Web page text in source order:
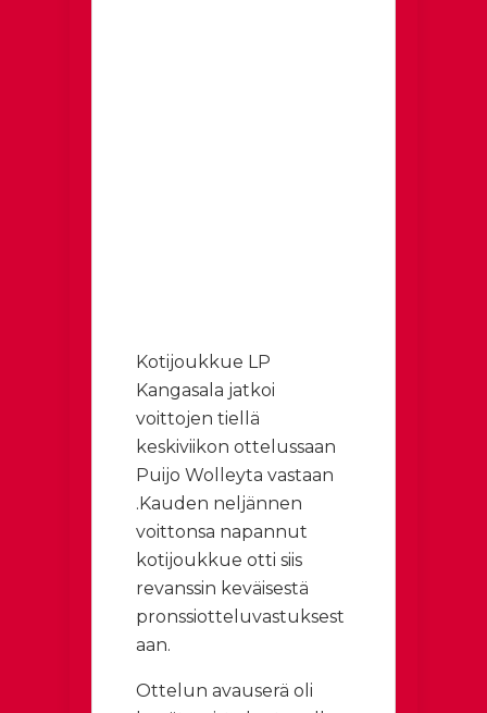
Kotijoukkue LP
Kangasala jatkoi
voittojen tiellä
keskiviikon ottelussaan
Puijo Wolleyta vastaan
.Kauden neljännen
voittonsa napannut
kotijoukkue otti siis
revanssin keväisestä
pronssiotteluvastuksest
aan.
Ottelun avauserä oli